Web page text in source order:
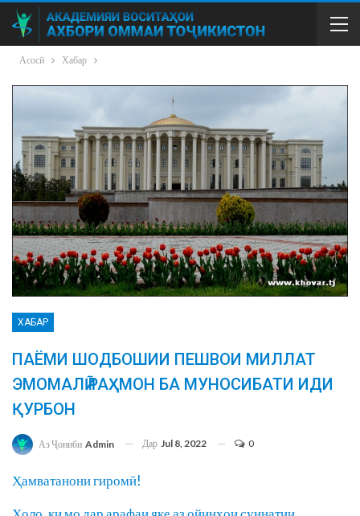
Асосӣ Хабар
ХАБАР
ПАЁМИ ШОДБОШИИ ПЕШВОИ МИЛЛАТ
ЭМОМАЛӢ РАҲМОН БА МУНОСИБАТИ ИДИ
ҚУРБОН
Аз Ҷониби Admin Дар Jul 8, 2022 0
Ҳамватанони гиромӣ!